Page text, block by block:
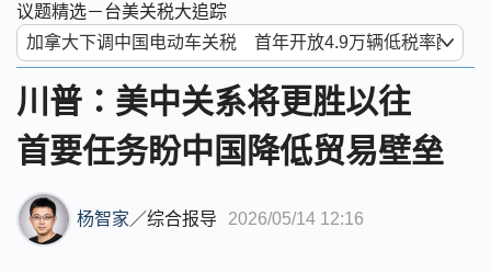
议题精选－台美关税大追踪
川普：美中关系将更胜以往
首要任务盼中国降低贸易壁垒
杨智家 ／综合报导 2026/05/14 12:16